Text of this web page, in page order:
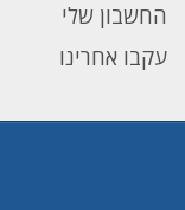
החשבון שלי
עקבו אחרינו